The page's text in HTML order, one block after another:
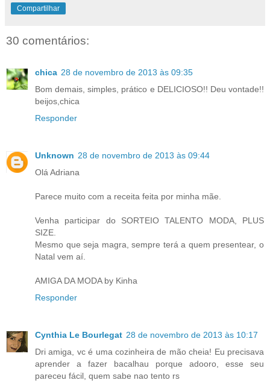
Compartilhar
30 comentários:
chica 28 de novembro de 2013 às 09:35
Bom demais, simples, prático e DELICIOSO!! Deu vontade!!
beijos,chica
Responder
Unknown 28 de novembro de 2013 às 09:44
Olá Adriana
Parece muito com a receita feita por minha mãe.
Venha participar do SORTEIO TALENTO MODA, PLUS
SIZE.
Mesmo que seja magra, sempre terá a quem presentear, o
Natal vem aí.
AMIGA DA MODA by Kinha
Responder
Cynthia Le Bourlegat 28 de novembro de 2013 às 10:17
Dri amiga, vc é uma cozinheira de mão cheia! Eu precisava
aprender a fazer bacalhau porque adooro, esse seu
pareceu fácil, quem sabe nao tento rs